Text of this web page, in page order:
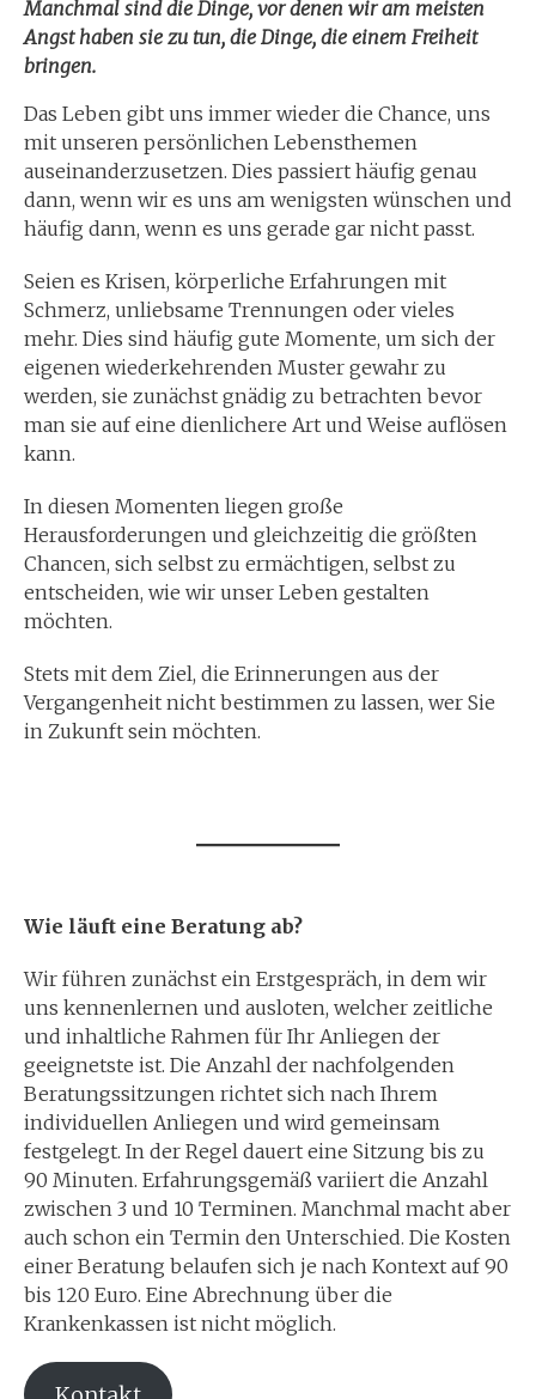
Manchmal sind die Dinge, vor denen wir am meisten
Angst haben sie zu tun, die Dinge, die einem Freiheit
bringen.
Das Leben gibt uns immer wieder die Chance, uns
mit unseren persönlichen Lebensthemen
auseinanderzusetzen. Dies passiert häufig genau
dann, wenn wir es uns am wenigsten wünschen und
häufig dann, wenn es uns gerade gar nicht passt.
Seien es Krisen, körperliche Erfahrungen mit
Schmerz, unliebsame Trennungen oder vieles
mehr. Dies sind häufig gute Momente, um sich der
eigenen wiederkehrenden Muster gewahr zu
werden, sie zunächst gnädig zu betrachten bevor
man sie auf eine dienlichere Art und Weise auflösen
kann.
In diesen Momenten liegen große
Herausforderungen und gleichzeitig die größten
Chancen, sich selbst zu ermächtigen, selbst zu
entscheiden, wie wir unser Leben gestalten
möchten.
Stets mit dem Ziel, die Erinnerungen aus der
Vergangenheit nicht bestimmen zu lassen, wer Sie
in Zukunft sein möchten.
Wie läuft eine Beratung ab?
Wir führen zunächst ein Erstgespräch, in dem wir
uns kennenlernen und ausloten, welcher zeitliche
und inhaltliche Rahmen für Ihr Anliegen der
geeignetste ist. Die Anzahl der nachfolgenden
Beratungssitzungen richtet sich nach Ihrem
individuellen Anliegen und wird gemeinsam
festgelegt. In der Regel dauert eine Sitzung bis zu
90 Minuten. Erfahrungsgemäß variiert die Anzahl
zwischen 3 und 10 Terminen. Manchmal macht aber
auch schon ein Termin den Unterschied. Die Kosten
einer Beratung belaufen sich je nach Kontext auf 90
bis 120 Euro. Eine Abrechnung über die
Krankenkassen ist nicht möglich.